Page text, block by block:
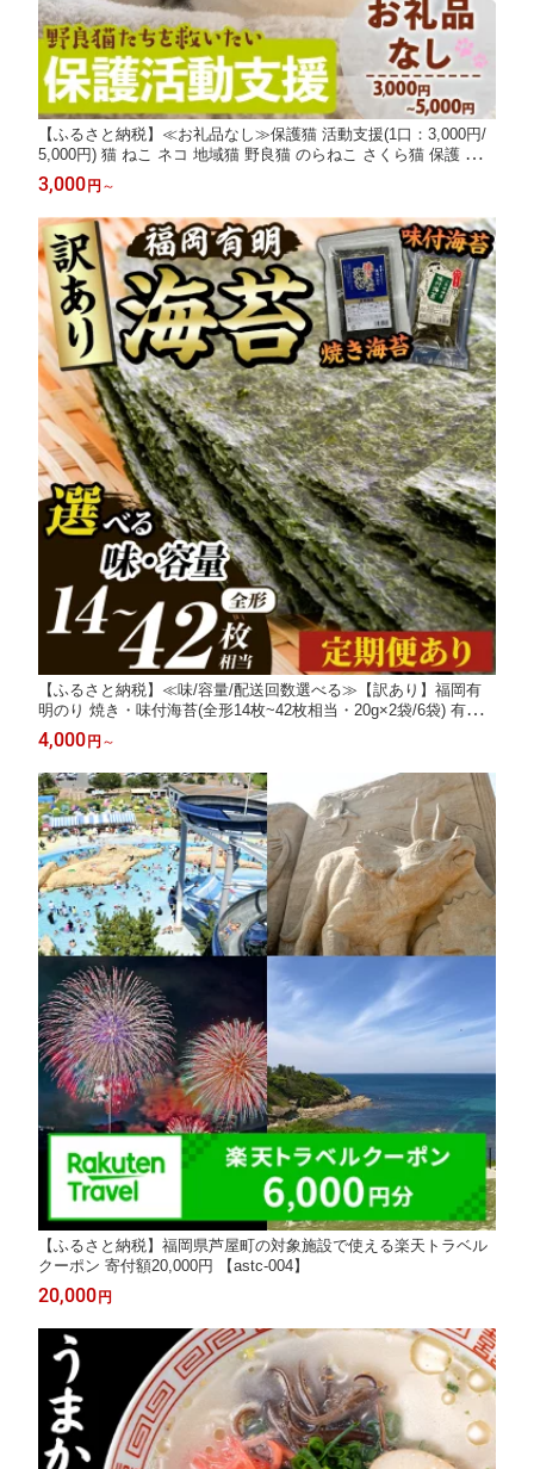
【ふるさと納税】≪お礼品なし≫保護猫 活動支援(1口：3,000円/
5,000円) 猫 ねこ ネコ 地域猫 野良猫 のらねこ さくら猫 保護 支援
保護猫活動 里親 動物保護 保護活動支援 ペット保護 支援活動 返
礼品なし ボランティア活動 医療費 エサ代 TNR活動 去勢【じゃむ
屋】
3,000 円 ～
【ふるさと納税】≪味/容量/配送回数選べる≫【訳あり】福岡有
明のり 焼き・味付海苔(全形14枚~42枚相当・20g×2袋/6袋) 有明
のり のり ノリ 焼海苔 味付け海苔 おにぎり 常温 小分け 訳アリ
わけあり 不揃い 規格外 お試し おためし メール便 定期便 頒布会
【木村食品】
4,000 円 ～
【ふるさと納税】福岡県芦屋町の対象施設で使える楽天トラベル
クーポン 寄付額20,000円 【astc-004】
20,000 円